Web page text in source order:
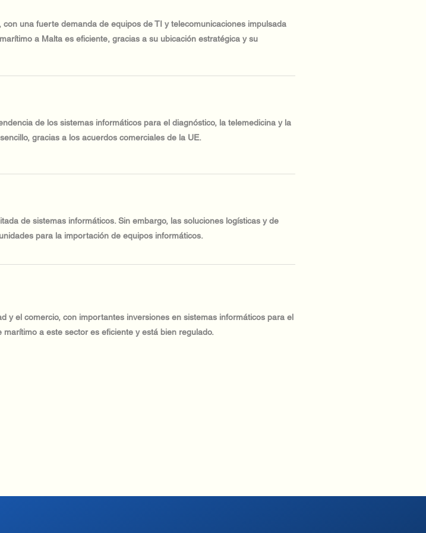
una fuerte demanda de equipos de TI y telecomunicaciones impulsada
a Malta es eficiente, gracias a su ubicación estratégica y su
de los sistemas informáticos para el diagnóstico, la telemedicina y la
gracias a los acuerdos comerciales de la UE.
de sistemas informáticos. Sin embargo, las soluciones logísticas y de
para la importación de equipos informáticos.
y el comercio, con importantes inversiones en sistemas informáticos para el
a este sector es eficiente y está bien regulado.